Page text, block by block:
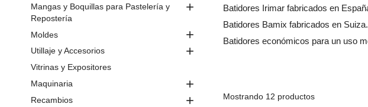
Mangas y Boquillas para Pastelería y
Repostería

Moldes 
Utillaje y Accesorios 
Vitrinas y Expositores
Maquinaria

Recambios 
Batidores Irimar fabricados en
Batidores Bamix fabricados en Suiza.
Batidores económicos para un uso
Mostrando 12 productos